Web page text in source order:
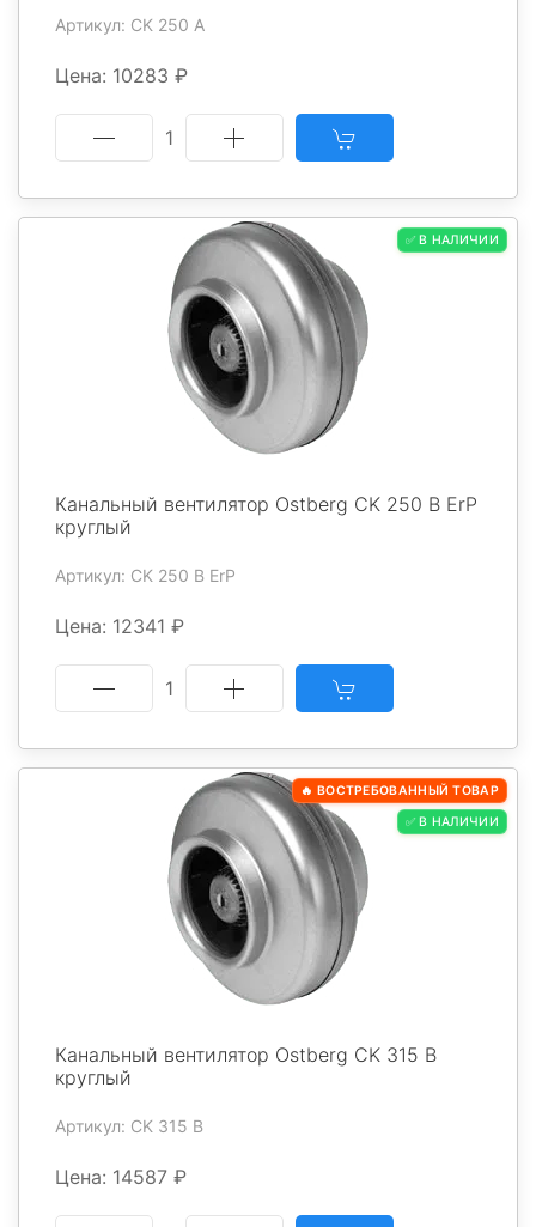
Артикул: CK 250 A
Цена: 10283 ₽
1
✅ В НАЛИЧИИ
Канальный вентилятор Ostberg CK 250 B ErP
круглый
Артикул: CK 250 B ErP
Цена: 12341 ₽
1
🔥 ВОСТРЕБОВАННЫЙ ТОВАР
✅ В НАЛИЧИИ
Канальный вентилятор Ostberg CK 315 B
круглый
Артикул: CK 315 В
Цена: 14587 ₽